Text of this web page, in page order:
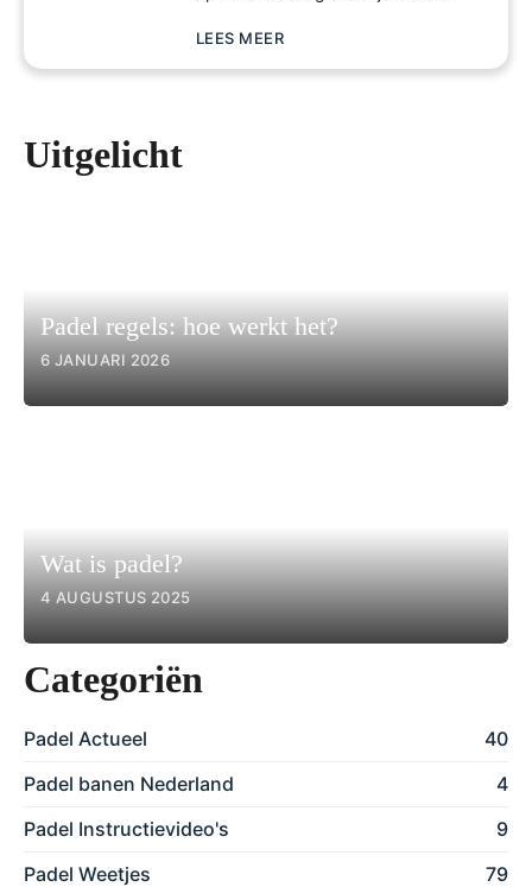
LEES MEER
Uitgelicht
Padel regels: hoe werkt het?
6 JANUARI 2026
Wat is padel?
4 AUGUSTUS 2025
Categoriën
Padel Actueel
40
Padel banen Nederland
4
Padel Instructievideo's
9
Padel Weetjes
79